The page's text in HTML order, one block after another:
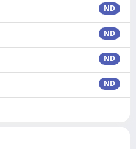
ND
ND
ND
ND